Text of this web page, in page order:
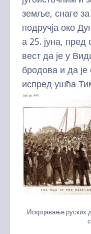
земље, снаге
подручја око
а 25. јуна, пред
вест да је у
бродова и да
испред ушћа
Искрцавање руских